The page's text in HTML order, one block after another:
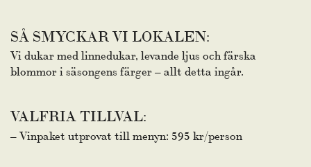
SÅ SMYCKAR VI LOKALEN:
Vi dukar med linnedukar, levande ljus och färska
blommor i säsongens färger – allt detta ingår.
VALFRIA TILLVAL:
– Vinpaket utprovat till menyn: 595 kr/person